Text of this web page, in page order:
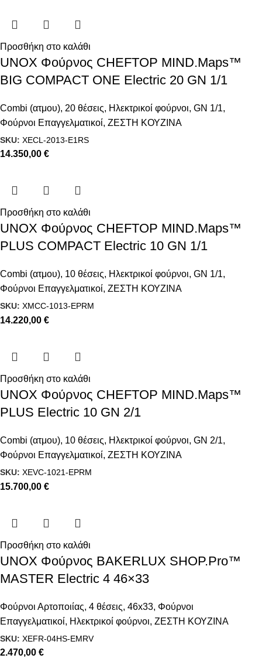
Προσθήκη στο καλάθι
UNOX Φούρνος CHEFTOP MIND.Maps™
BIG COMPACT ONE Electric 20 GN 1/1
Combi (ατμου), 20 θέσεις, Ηλεκτρικοί φούρνοι, GN 1/1,
Φούρνοι Επαγγελματικοί, ΖΕΣΤΗ ΚΟΥΖΙΝΑ
SKU: XECL-2013-E1RS
14.350,00 €
Προσθήκη στο καλάθι
UNOX Φούρνος CHEFTOP MIND.Maps™
PLUS COMPACT Electric 10 GN 1/1
Combi (ατμου), 10 θέσεις, Ηλεκτρικοί φούρνοι, GN 1/1,
Φούρνοι Επαγγελματικοί, ΖΕΣΤΗ ΚΟΥΖΙΝΑ
SKU: XMCC-1013-EPRM
14.220,00 €
Προσθήκη στο καλάθι
UNOX Φούρνος CHEFTOP MIND.Maps™
PLUS Electric 10 GN 2/1
Combi (ατμου), 10 θέσεις, Ηλεκτρικοί φούρνοι, GN 2/1,
Φούρνοι Επαγγελματικοί, ΖΕΣΤΗ ΚΟΥΖΙΝΑ
SKU: XEVC-1021-EPRM
15.700,00 €
Προσθήκη στο καλάθι
UNOX Φούρνος BAKERLUX SHOP.Pro™
MASTER Electric 4 46×33
Φούρνοι Αρτοποιίας, 4 θέσεις, 46x33, Φούρνοι
Επαγγελματικοί, Ηλεκτρικοί φούρνοι, ΖΕΣΤΗ ΚΟΥΖΙΝΑ
SKU: XEFR-04HS-EMRV
2.470,00 €